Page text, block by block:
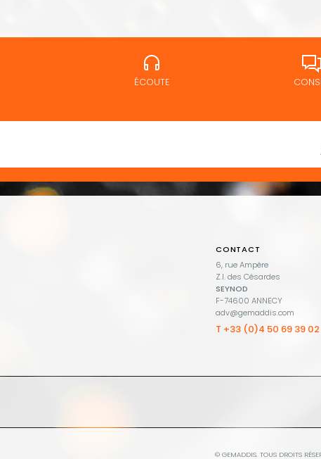
ÉCOUTE
CONTACT
6, rue Ampère
Z.I. des Césardes
SEYNOD
F-74600 ANNECY
adv@gemaddis.com
T +33 (0)4 50 69 39 02
© GEMADDIS. TOUS DROITS